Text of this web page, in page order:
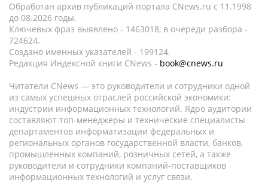
Обработан архив публикаций портала CNews.ru c 11.1998
до 08.2026 годы.
Ключевых фраз выявлено - 1463018, в очереди разбора -
724624.
Создано именных указателей - 199124.
Редакция Индексной книги CNews - book@cnews.ru
Читатели CNews — это руководители и сотрудники одной
из самых успешных отраслей российской экономики:
индустрии информационных технологий. Ядро аудитории
составляют топ-менеджеры и технические специалисты
департаментов информатизации федеральных и
региональных органов государственной власти, банков,
промышленных компаний, розничных сетей, а также
руководители и сотрудники компаний-поставщиков
информационных технологий и услуг связи.